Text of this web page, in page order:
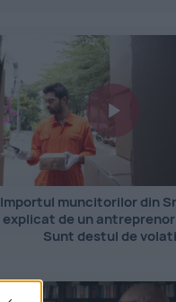
Importul muncitorilor din
explicat de un
Sunt destul de